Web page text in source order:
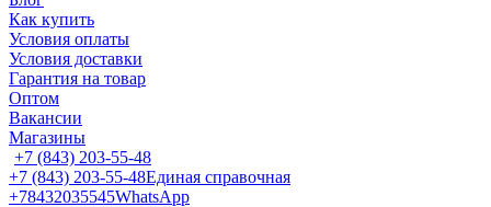
Как купить
Условия оплаты
Условия доставки
Гарантия на товар
Оптом
Вакансии
Магазины
+7 (843) 203-55-48
+7 (843) 203-55-48Единая справочная
+78432035545WhatsApp